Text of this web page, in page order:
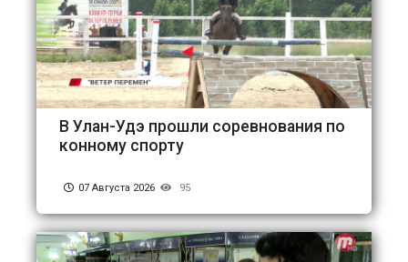
В Улан-Удэ прошли соревнования по
конному спорту
07 Августа 2026 95